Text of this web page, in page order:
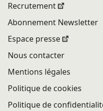
Recrutement
Abonnement Newsletter
Espace presse
Nous contacter
Mentions légales
Politique de cookies
Politique de